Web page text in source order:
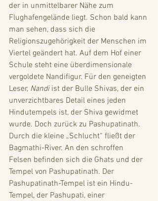
der in unmittelbarer Nähe zum
Flughafengelände liegt. Schon bald kann
man sehen, dass sich die
Religionszugehörigkeit der Menschen im
Viertel geändert hat. Auf dem Hof einer
Schule steht eine überdimensionale
vergoldete Nandifigur. Für den geneigten
Leser, Nandi ist der Bulle Shivas, der ein
unverzichtbares Detail eines jeden
Hindutempels ist, der Shiva gewidmet
wurde. Doch zurück zu Pashupatinath.
Durch die kleine „Schlucht“ fließt der
Bagmathi-River. An den schroffen
Felsen befinden sich die Ghats und der
Tempel von Pashupatinath. Der
Pashupatinath-Tempel ist ein Hindu-
Tempel, der Pashupati, einer